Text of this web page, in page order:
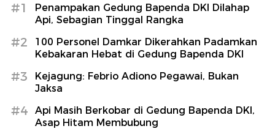
#1
Penampakan Gedung Bapenda DKI Dilahap
Api, Sebagian Tinggal Rangka
#2
100 Personel Damkar Dikerahkan Padamkan
Kebakaran Hebat di Gedung Bapenda DKI
#3
Kejagung: Febrio Adiono Pegawai, Bukan
Jaksa
#4
Api Masih Berkobar di Gedung Bapenda DKI,
Asap Hitam Membubung